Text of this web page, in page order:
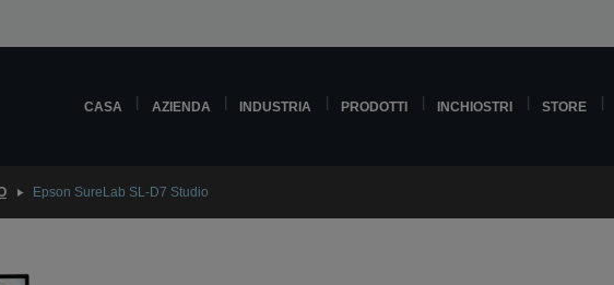
CASA AZIENDA INDUSTRIA PRODOTTI INCHIOSTRI STORE
Epson SureLab SL-D7 Studio